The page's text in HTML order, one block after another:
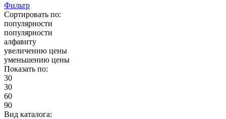
Фильтр
Сортировать по:
популярности
популярности
алфавиту
увеличению цены
уменьшению цены
Показать по:
30
30
60
90
Вид каталога: